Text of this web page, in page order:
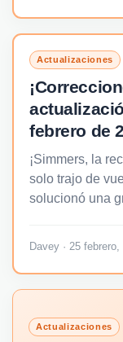
Actualizaciones
febrero de
¡Simmers, la
solo trajo de
solucionó una
Davey · 25 febrero,
Actualizaciones